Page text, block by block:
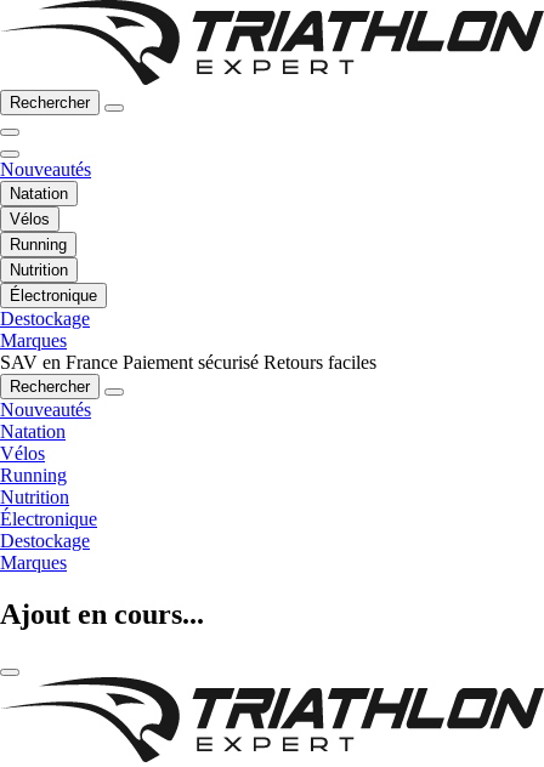
Rechercher
Nouveautés
Natation
Vélos
Running
Nutrition
Électronique
Destockage
Marques
SAV en France Paiement sécurisé Retours faciles
Rechercher
Nouveautés
Natation
Vélos
Running
Nutrition
Électronique
Destockage
Marques
Ajout en cours...